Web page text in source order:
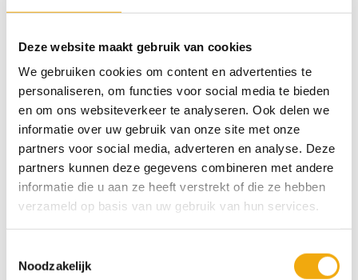
Deze website maakt gebruik van cookies
We gebruiken cookies om content en advertenties te
personaliseren, om functies voor social media te bieden
en om ons websiteverkeer te analyseren. Ook delen we
informatie over uw gebruik van onze site met onze
partners voor social media, adverteren en analyse. Deze
partners kunnen deze gegevens combineren met andere
informatie die u aan ze heeft verstrekt of die ze hebben
verzameld op basis van uw gebruik van hun services.
Noodzakelijk
Type front
Afmeting Pax (bxh)
Lublin hoogglans lichtgrijs, Deur voor Pax aantal
SKU:N/B